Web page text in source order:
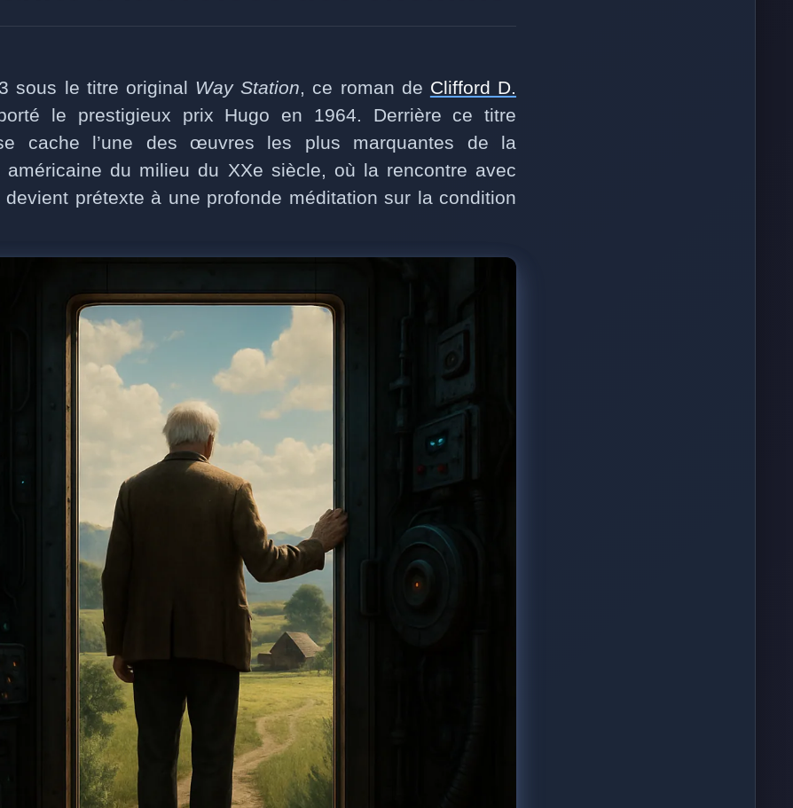
sous le titre original Way Station, ce roman de Clifford D.
le prestigieux prix Hugo en 1964. Derrière ce titre
cache l’une des œuvres les plus marquantes de la
américaine du milieu du XXe siècle, où la rencontre avec
devient prétexte à une profonde méditation sur la condition